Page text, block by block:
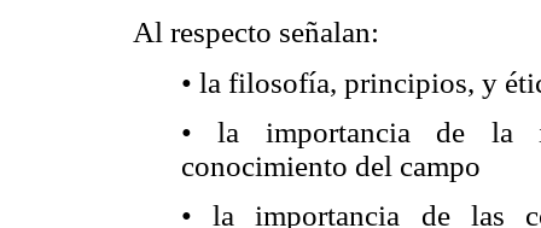
Al respecto señalan:
• la filosofía, principios, y
• la importancia de la
conocimiento del campo
• la importancia de las